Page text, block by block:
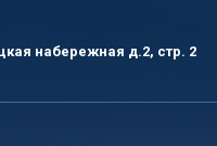
набережная д.2, стр. 2